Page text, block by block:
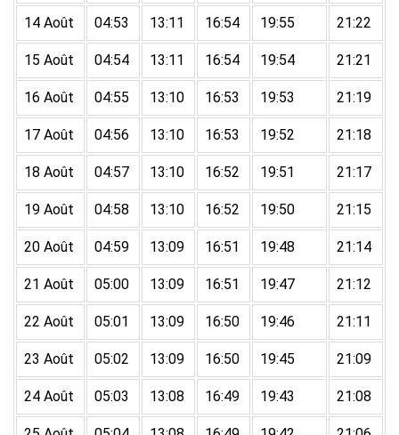
14 Août 04:53 13:11 16:54 19:55 21:22
15 Août 04:54 13:11 16:54 19:54 21:21
16 Août 04:55 13:10 16:53 19:53 21:19
17 Août 04:56 13:10 16:53 19:52 21:18
18 Août 04:57 13:10 16:52 19:51 21:17
19 Août 04:58 13:10 16:52 19:50 21:15
20 Août 04:59 13:09 16:51 19:48 21:14
21 Août 05:00 13:09 16:51 19:47 21:12
22 Août 05:01 13:09 16:50 19:46 21:11
23 Août 05:02 13:09 16:50 19:45 21:09
24 Août 05:03 13:08 16:49 19:43 21:08